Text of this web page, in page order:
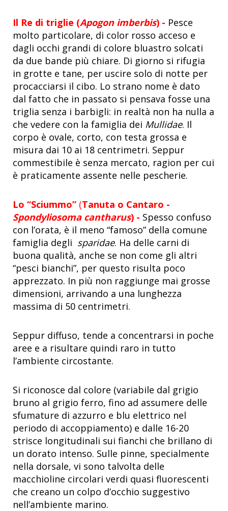
Il Re di triglie (Apogon imberbis) - Pesce
molto particolare, di color rosso acceso e
dagli occhi grandi di colore bluastro solcati
da due bande più chiare. Di giorno si rifugia
in grotte e tane, per uscire solo di notte per
procacciarsi il cibo. Lo strano nome è dato
dal fatto che in passato si pensava fosse una
triglia senza i barbigli: in realtà non ha nulla a
che vedere con la famiglia dei Mullidae. Il
corpo è ovale, corto, con testa grossa e
misura dai 10 ai 18 centrimetri. Seppur
commestibile è senza mercato, ragion per cui
è praticamente assente nelle pescherie.
Lo “Sciummo” (Tanuta o Cantaro -
Spondyliosoma cantharus) - Spesso confuso
con l’orata, è il meno “famoso” della comune
famiglia degli sparidae. Ha delle carni di
buona qualità, anche se non come gli altri
“pesci bianchi”, per questo risulta poco
apprezzato. In più non raggiunge mai grosse
dimensioni, arrivando a una lunghezza
massima di 50 centrimetri.
Seppur diffuso, tende a concentrarsi in poche
aree e a risultare quindi raro in tutto
l’ambiente circostante.
Si riconosce dal colore (variabile dal grigio
bruno al grigio ferro, fino ad assumere delle
sfumature di azzurro e blu elettrico nel
periodo di accoppiamento) e dalle 16-20
strisce longitudinali sui fianchi che brillano di
un dorato intenso. Sulle pinne, specialmente
nella dorsale, vi sono talvolta delle
macchioline circolari verdi quasi fluorescenti
che creano un colpo d’occhio suggestivo
nell’ambiente marino.